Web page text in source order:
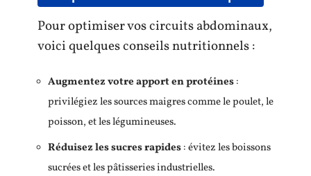
Pour optimiser vos circuits abdominaux,
voici quelques conseils nutritionnels :
Augmentez votre apport en protéines:
privilégiez les sources maigres comme le poulet, le
poisson, et les légumineuses.
Réduisez les sucres rapides: évitez les boissons
sucrées et les pâtisseries industrielles.